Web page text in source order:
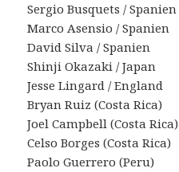
Sergio Busquets / Spanien
Marco Asensio / Spanien
David Silva / Spanien
Shinji Okazaki / Japan
Jesse Lingard / England
Bryan Ruiz (Costa Rica)
Joel Campbell (Costa Rica)
Celso Borges (Costa Rica)
Paolo Guerrero (Peru)